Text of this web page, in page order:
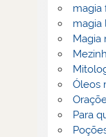
magia
magia
Magia
Óleos
Para